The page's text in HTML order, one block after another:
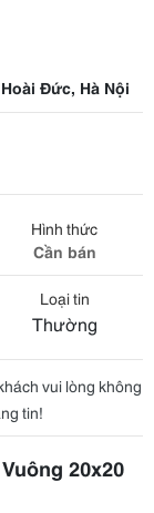
Đức, Hà Nội
Hình thức
Cần bán
Loại tin
Thường
vui lòng không
tin!
20x20